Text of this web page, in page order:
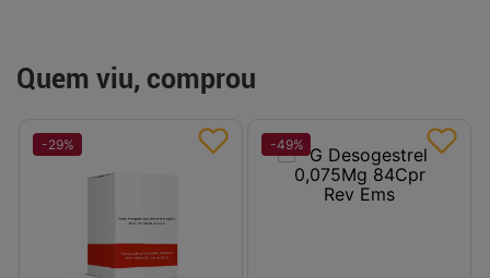
Quem viu, comprou
-29% -49%